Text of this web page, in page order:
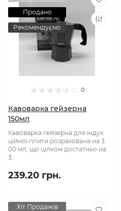
Продано
Рекомендуємо
0
Кавоварка гейзерна
150мл
Кавоварка гейзерна для індук
ційної плити розрахована на 3
00 мл, що цілком достатньо на
3..
239.20 грн.
Хіт Продажів